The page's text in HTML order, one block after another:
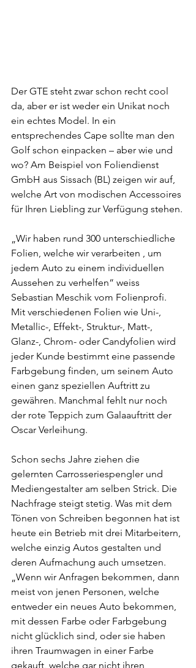
Der GTE steht zwar schon recht cool
da, aber er ist weder ein Unikat noch
ein echtes Model. In ein
entsprechendes Cape sollte man den
Golf schon einpacken – aber wie und
wo? Am Beispiel von Foliendienst
GmbH aus Sissach (BL) zeigen wir auf,
welche Art von modischen Accessoires
für Ihren Liebling zur Verfügung stehen.
„Wir haben rund 300 unterschiedliche
Folien, welche wir verarbeiten , um
jedem Auto zu einem individuellen
Aussehen zu verhelfen“ weiss
Sebastian Meschik vom Folienprofi.
Mit verschiedenen Folien wie Uni-,
Metallic-, Effekt-, Struktur-, Matt-,
Glanz-, Chrom- oder Candyfolien wird
jeder Kunde bestimmt eine passende
Farbgebung finden, um seinem Auto
einen ganz speziellen Auftritt zu
gewähren. Manchmal fehlt nur noch
der rote Teppich zum Galaauftritt der
Oscar Verleihung.
Schon sechs Jahre ziehen die
gelernten Carrosseriespengler und
Mediengestalter am selben Strick. Die
Nachfrage steigt stetig. Was mit dem
Tönen von Schreiben begonnen hat ist
heute ein Betrieb mit drei Mitarbeitern,
welche einzig Autos gestalten und
deren Aufmachung auch umsetzen.
„Wenn wir Anfragen bekommen, dann
meist von jenen Personen, welche
entweder ein neues Auto bekommen,
mit dessen Farbe oder Farbgebung
nicht glücklich sind, oder sie haben
ihren Traumwagen in einer Farbe
gekauft, welche gar nicht ihren